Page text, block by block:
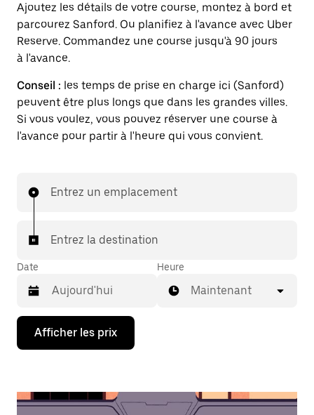
Ajoutez les détails de votre course, montez à bord et
parcourez Sanford. Ou planifiez à l'avance avec Uber
Reserve. Commandez une course jusqu'à 90 jours
à l'avance.
Conseil : les temps de prise en charge ici (Sanford)
peuvent être plus longs que dans les grandes villes.
Si vous voulez, vous pouvez réserver une course à
l'avance pour partir à l'heure qui vous convient.
Entrez un emplacement
Entrez la destination
Date
Appuyez
la
bas
Heure
Maintenant
Afficher les prix